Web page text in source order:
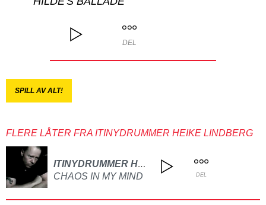
DEL
SPILL AV ALT!
FLERE LÅTER FRA ITINYDRUMMER HEIKE LINDBERG
ITINYDRUMMER HEIKE LINDBERG
CHAOS IN MY MIND DEL